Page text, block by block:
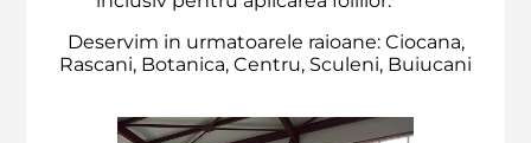
Deservim in urmatoarele raioane: Ciocana,
Rascani, Botanica, Centru, Sculeni, Buiucani